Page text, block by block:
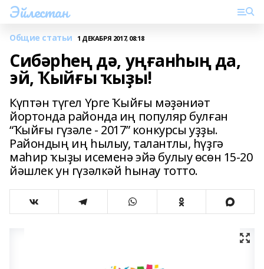
Эйлестан
Общие статьи 1 ДЕКАБРЯ 2017, 08:18
Сибәрһең дә, уңғанһың да,
эй, Ҡыйғы ҡыҙы!
Күптән түгел Үрге Ҡыйғы мәҙәниәт
йортонда районда иң популяр булған
“Ҡыйғы гүзәле - 2017” конкурсы уҙҙы.
Райондың иң һылыу, талантлы, һүҙгә
маһир ҡыҙы исеменә эйә булыу өсөн 15-20
йәшлек ун гүзәлкәй һынау тотто.